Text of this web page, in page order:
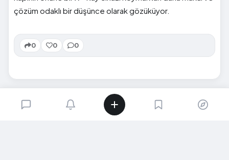
çözüm odaklı bir düşünce olarak gözüküyor.
0 0 0
SIRADAKI İÇERIK